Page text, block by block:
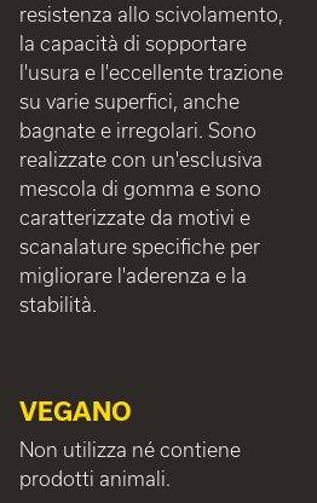
resistenza allo scivolamento,
la capacità di sopportare
l'usura e l'eccellente trazione
su varie superfici, anche
bagnate e irregolari. Sono
realizzate con un'esclusiva
mescola di gomma e sono
caratterizzate da motivi e
scanalature specifiche per
migliorare l'aderenza e la
stabilità.
VEGANO
Non utilizza né contiene
prodotti animali.